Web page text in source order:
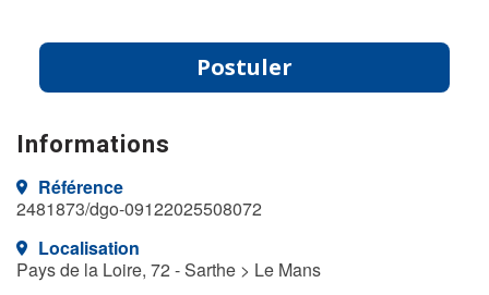
Postuler
Informations
Référence
2481873/dgo-09122025508072
Localisation
Pays de la Loire, 72 - Sarthe > Le Mans